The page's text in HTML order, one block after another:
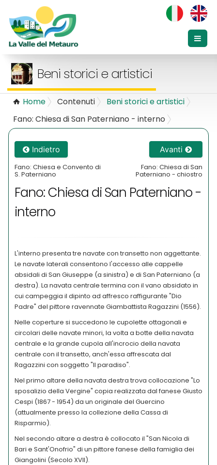
Beni storici e artistici
Home Contenuti
Beni storici e artistici
Fano: Chiesa di San Paterniano - interno
Indietro
Fano: Chiesa e Convento di
S. Paterniano
Avanti
Fano: Chiesa di San
Paterniano - chiostro
Fano: Chiesa di San Paterniano -
interno
L'interno presenta tre navate con transetto non aggettante.
Le navate laterali consentono l'accesso alle cappelle
absidali di San Giuseppe (a sinistra) e di San Paterniano (a
destra). La navata centrale termina con il vano absidato in
cui campeggia il dipinto ad affresco raffigurante "Dio
Padre" del pittore ravennate Giambattista Ragazzini (1556).
Nelle coperture si succedono le cupolette ottagonali e
circolari delle navate minori, la volta a botte della navata
centrale e la grande cupola all'incrocio della navata
centrale con il transetto, anch'essa affrescata dal
Ragazzini con soggetto "Il paradiso".
Nel primo altare della navata destra trova collocazione "Lo
sposalizio della Vergine" copia realizzata dal fanese Giusto
Cespi (1867 - 1954) da un originale del Guercino
(attualmente presso la collezione della Cassa di
Risparmio).
Nel secondo altare a destra è collocato il "San Nicola di
Bari e Sant'Onofrio" di un pittore fanese della famiglia dei
Giangolini (Secolo XVII).